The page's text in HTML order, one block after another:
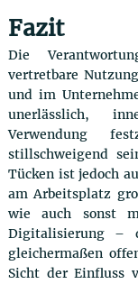
Fazit
Die
vertretbare
und im
unerlässlich,
Verwendung
stillschweigend
Tücken ist jedoch
am Arbeitsplatz
wie auch sonst
Digitalisierung –
gleichermaßen
Sicht der Einfluss